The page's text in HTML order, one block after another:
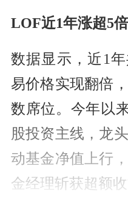
LOF近1年涨超5倍
数据显示，近1
易价格实现翻倍
数席位。今年以
股投资主线，龙
动基金净值上行
金经理斩获超额